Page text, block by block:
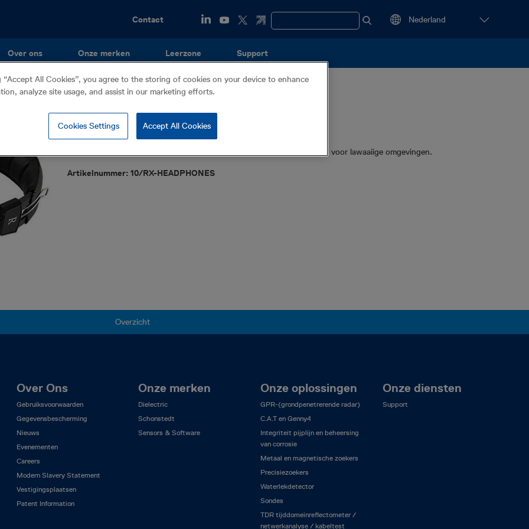
Utility
Contact
Over ons Onze merken Leerzone Support
Hoofdtelefoon
Accessories
Voor gebruik in combinatie met een kabel-/ leidingzoeker en aanbevolen voor lawaaiige omgevingen.
Artikelnummer: 10/RX-HEADPHONES
Overzicht
Over Ons
Gebruiksvoorwaarden
Gegevensbescherming
Nieuws
Evenementen
Careers
Modern Slavery Statement
Vestigingsplaatsen
Patent Information
Onze merken
Dielectric
Schonstedt
Sensors & Software
Onze oplossingen
GPR-(grondpenetrerende radar)
C.A.T en Genny4
Integriteit pijplijn en beheersing
van corrosie
Metaal en magnetische zoekers
Precisiezoekers
Waterlekdetector
Sondes
TDR tijddomeinreflectometer /
netwerkanalyse / kabeltest
Onze diensten
Support
“Accept All Cookies”, you agree to the storing of cookies on your device to enhance
analyze site usage, and assist in our marketing efforts.
Accept All Cookies
Cookies Settings